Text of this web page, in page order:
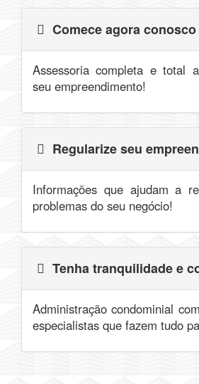
Comece agora conosco
Assessoria completa e total
seu empreendimento!
Regularize seu
Informações que ajudam a
problemas do seu negócio!
Tenha tranquilidade e
Administração condominial
especialistas que fazem tudo